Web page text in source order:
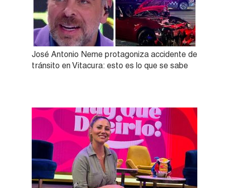
José Antonio Neme protagoniza accidente de
tránsito en Vitacura: esto es lo que se sabe